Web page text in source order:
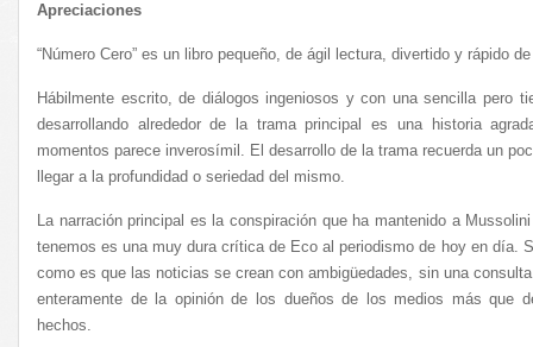
Apreciaciones
“Número Cero” es un libro pequeño, de ágil lectura, divertido y rápido
Hábilmente escrito, de diálogos ingeniosos y con una sencilla pero
desarrollando alrededor de la trama principal es una historia
momentos parece inverosímil. El desarrollo de la trama recuerda un
llegar a la profundidad o seriedad del mismo.
La narración principal es la conspiración que ha mantenido a
tenemos es una muy dura crítica de Eco al periodismo de hoy en día.
como es que las noticias se crean con ambigüedades, sin una
enteramente de la opinión de los dueños de los medios más que
hechos.